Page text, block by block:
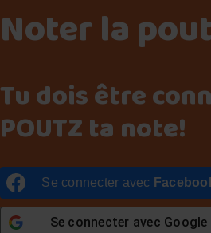
Noter la
Tu dois être
POUTZ ta note!
Se connecter avec
Se connecter avec Google